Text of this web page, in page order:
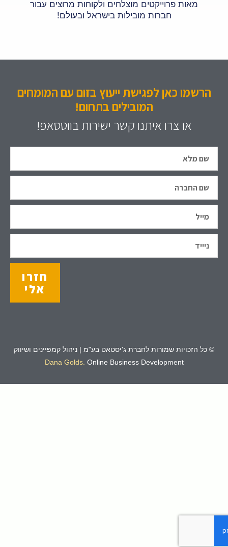
מאות פרוייקטים מוצלחים ולקוחות מרוצים עבור
חברות מובילות בישראל ובעולם!
הרשמו כאן לפגישת ייעוץ בזום עם המומחים
המובילים בתחום!
או צרו איתנו קשר ישירות בווטסאפ!
חזרו
אלי
© כל הזכויות שמורות לחברת ג'יסטאט בע"מ | ניהול קמפיינים ושיווק
Dana Golds.Online Business Development